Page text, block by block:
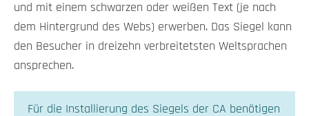
und mit einem schwarzen oder weißen Text (je nach
dem Hintergrund des Webs) erwerben. Das Siegel kann
den Besucher in dreizehn verbreitetsten Weltsprachen
ansprechen.
Für die Installierung des Siegels der CA benötigen